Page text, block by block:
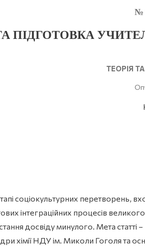
№
ПІДГОТОВКА
ТЕОРІЯ
соціокультурних перетворень,
інтеграційних процесів
досвіду минулого. Мета статті –
хімії НДУ ім. Миколи Гоголя та